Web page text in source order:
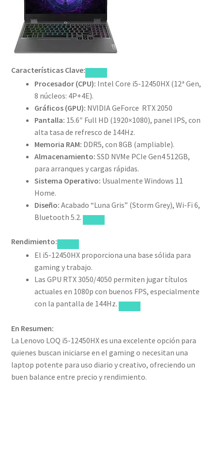
Características Clave:
Procesador (CPU): Intel Core i5-12450HX (12ª Gen,
8 núcleos: 4P+4E).
Gráficos (GPU): NVIDIA GeForce RTX 2050
Pantalla: 15.6″ Full HD (1920×1080), panel IPS, con
alta tasa de refresco de 144Hz.
Memoria RAM: DDR5, con 8GB (ampliable).
Almacenamiento: SSD NVMe PCIe Gen4 512GB,
para arranques y cargas rápidas.
Sistema Operativo: Usualmente Windows 11
Home.
Diseño: Acabado “Luna Gris” (Storm Grey), Wi-Fi 6,
Bluetooth 5.2.
Rendimiento:
El i5-12450HX proporciona una base sólida para
gaming y trabajo.
Las GPU RTX 3050/4050 permiten jugar títulos
actuales en 1080p con buenos FPS, especialmente
con la pantalla de 144Hz.
En Resumen:
La Lenovo LOQ i5-12450HX es una excelente opción para
quienes buscan iniciarse en el gaming o necesitan una
laptop potente para uso diario y creativo, ofreciendo un
buen balance entre precio y rendimiento.